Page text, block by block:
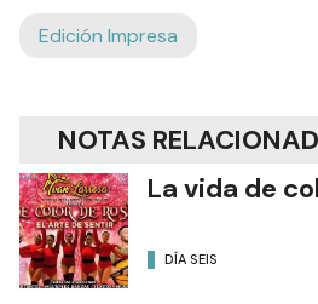
Edición Impresa
NOTAS
La vida de
DÍA SEIS